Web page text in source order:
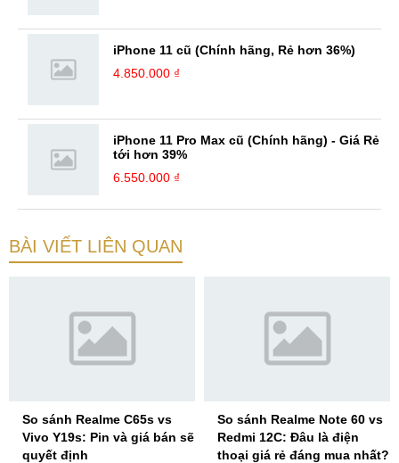
iPhone 11 cũ (Chính hãng, Rẻ hơn 36%)
4.850.000 ₫
iPhone 11 Pro Max cũ (Chính hãng) - Giá Rẻ
tới hơn 39%
6.550.000 ₫
BÀI VIẾT LIÊN QUAN
So sánh Realme C65s vs
Vivo Y19s: Pin và giá bán sẽ
quyết định
So sánh Realme Note 60 vs
Redmi 12C: Đâu là điện
thoại giá rẻ đáng mua nhất?